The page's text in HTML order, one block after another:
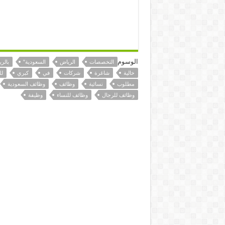
الوسوم التخصصات الرياض السعودية"
خالية
شاغرة شركات في كبري
مطلوب
نسائية وظائف وظائف السعودية
وظائف للرجال
وظائف للنساء وظيفة